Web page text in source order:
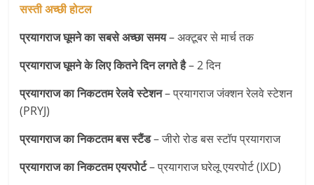
सस्ती अच्छी होटल
प्रयागराज घूमने का सबसे अच्छा समय– अक्टूबर से मार्च तक
प्रयागराज घूमने के लिए कितने दिन लगते है– 2 दिन
प्रयागराज का निकटतम रेलवे स्टेशन– प्रयागराज जंक्शन रेलवे स्टेशन
(PRYJ)
प्रयागराज का निकटतमबस स्टैंड– जीरो रोड बस स्टॉप प्रयागराज
प्रयागराज का निकटतम एयरपोर्ट– प्रयागराज घरेलू एयरपोर्ट (IXD)